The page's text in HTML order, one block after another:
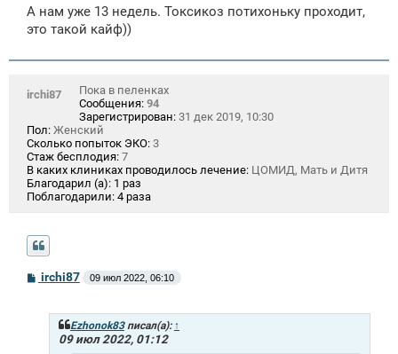
А нам уже 13 недель. Токсикоз потихоньку проходит,
это такой кайф))
irchi87
Пока в пеленках
Сообщения: 94
Зарегистрирован: 31 дек 2019, 10:30
Пол: Женский
Сколько попыток ЭКО: 3
Стаж бесплодия: 7
В каких клиниках проводилось лечение: ЦОМИД, Мать и Дитя
Благодарил (а): 1 раз
Поблагодарили: 4 раза
С
о
irchi87 09 июл 2022, 06:10
Ezhonok83писал(а): ↑
09 июл 2022, 01:12